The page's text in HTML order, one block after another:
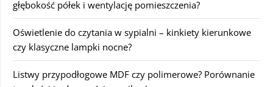
głębokość półek i wentylację pomieszczenia?
Oświetlenie do czytania w sypialni – kinkiety kierunkowe
czy klasyczne lampki nocne?
Listwy przypodłogowe MDF czy polimerowe? Porównanie